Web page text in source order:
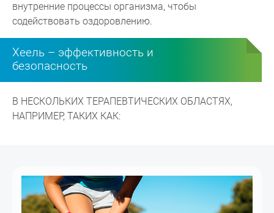
внутренние процессы организма, чтобы
содействовать оздоровлению.
Хеель – эффективность и
безопасность
В НЕСКОЛЬКИХ ТЕРАПЕВТИЧЕСКИХ ОБЛАСТЯХ,
НАПРИМЕР, ТАКИХ КАК: